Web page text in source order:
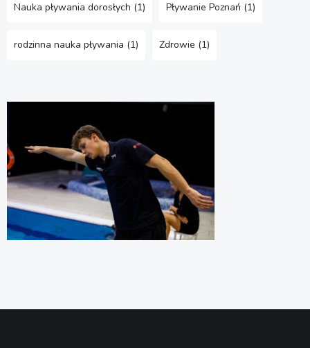
Nauka pływania dorosłych (1) Pływanie Poznań (1)
rodzinna nauka pływania (1) Zdrowie (1)